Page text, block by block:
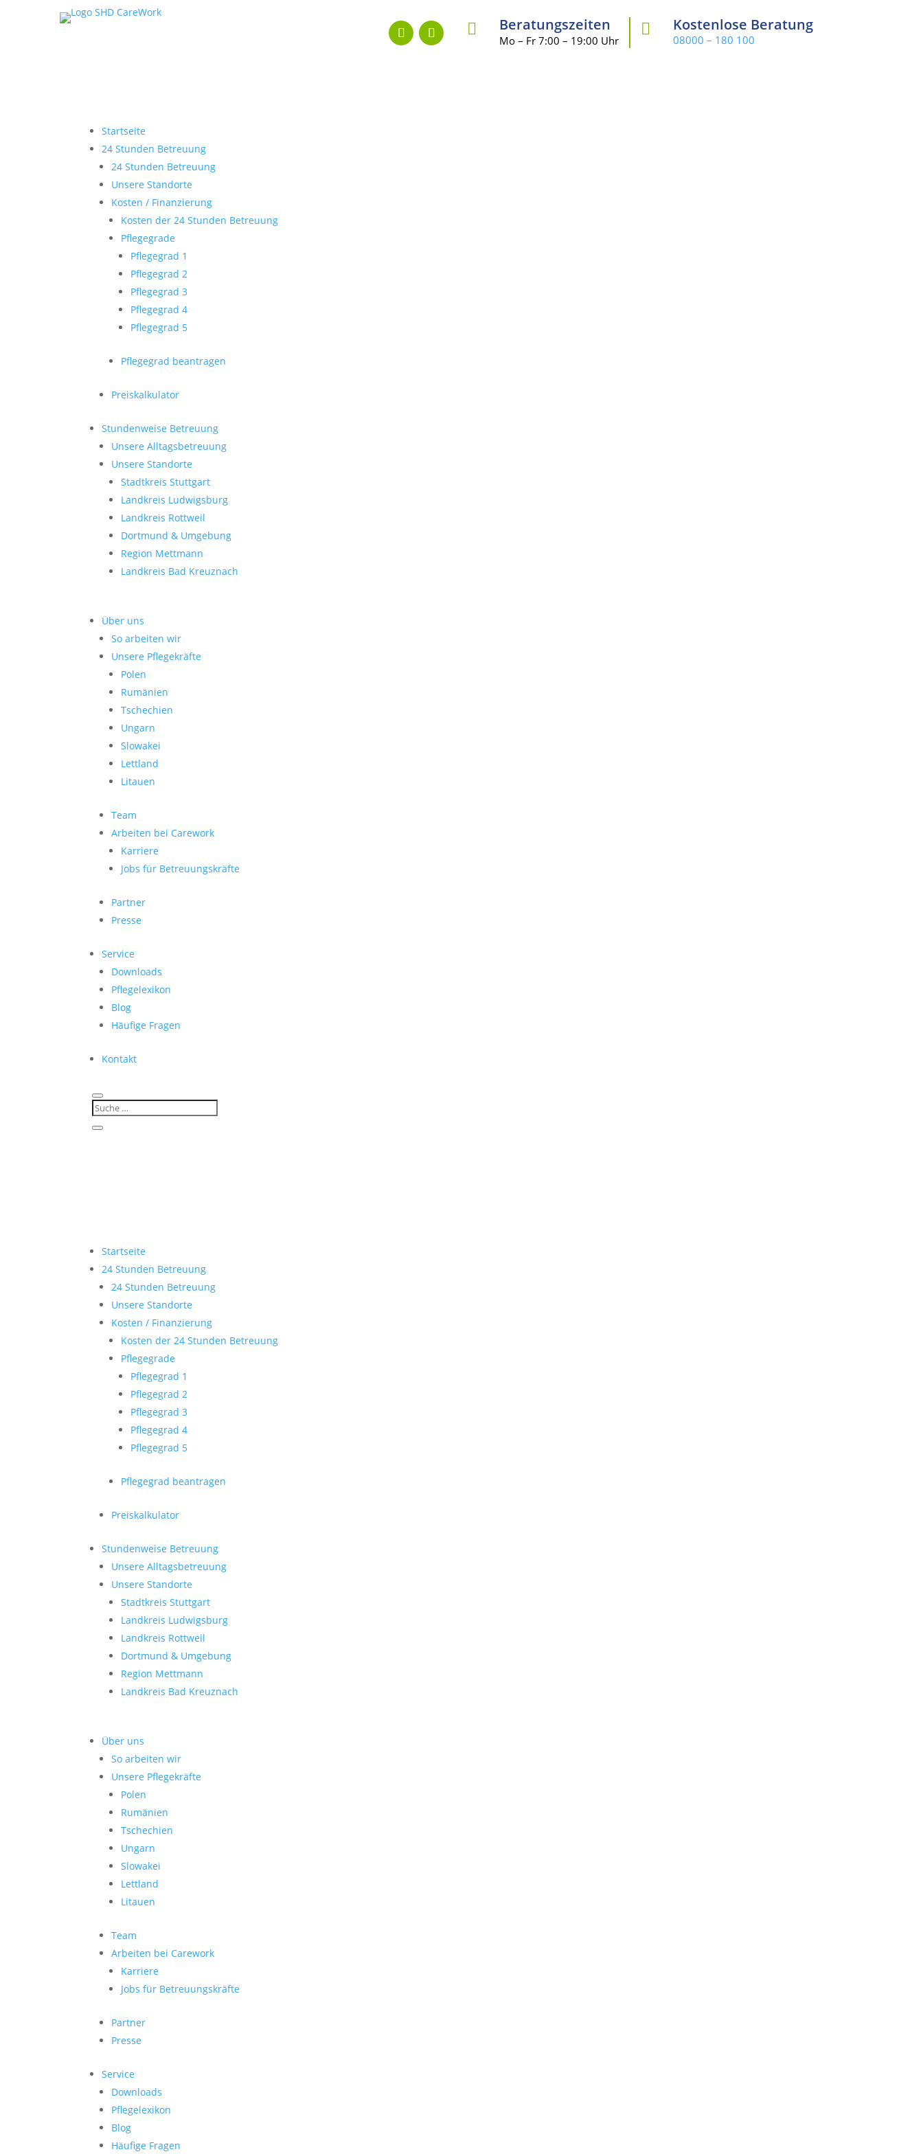
 Beratungszeiten
Mo – Fr 7:00 – 19:00 Uhr
 Kostenlose Beratung
08000 – 180 100
Startseite
24 Stunden Betreuung
24 Stunden Betreuung
Unsere Standorte
Kosten / Finanzierung
Kosten der 24 Stunden Betreuung
Pflegegrade
Pflegegrad 1
Pflegegrad 2
Pflegegrad 3
Pflegegrad 4
Pflegegrad 5
Pflegegrad beantragen
Preiskalkulator
Stundenweise Betreuung
Unsere Alltagsbetreuung
Unsere Standorte
Stadtkreis Stuttgart
Landkreis Ludwigsburg
Landkreis Rottweil
Dortmund & Umgebung
Region Mettmann
Landkreis Bad Kreuznach
Über uns
So arbeiten wir
Unsere Pflegekräfte
Polen
Rumänien
Tschechien
Ungarn
Slowakei
Lettland
Litauen
Team
Arbeiten bei Carework
Karriere
Jobs für Betreuungskräfte
Partner
Presse
Service
Downloads
Pflegelexikon
Blog
Häufige Fragen
Kontakt
Startseite
24 Stunden Betreuung
24 Stunden Betreuung
Unsere Standorte
Kosten / Finanzierung
Kosten der 24 Stunden Betreuung
Pflegegrade
Pflegegrad 1
Pflegegrad 2
Pflegegrad 3
Pflegegrad 4
Pflegegrad 5
Pflegegrad beantragen
Preiskalkulator
Stundenweise Betreuung
Unsere Alltagsbetreuung
Unsere Standorte
Stadtkreis Stuttgart
Landkreis Ludwigsburg
Landkreis Rottweil
Dortmund & Umgebung
Region Mettmann
Landkreis Bad Kreuznach
Über uns
So arbeiten wir
Unsere Pflegekräfte
Polen
Rumänien
Tschechien
Ungarn
Slowakei
Lettland
Litauen
Team
Arbeiten bei Carework
Karriere
Jobs für Betreuungskräfte
Partner
Presse
Service
Downloads
Pflegelexikon
Blog
Häufige Fragen